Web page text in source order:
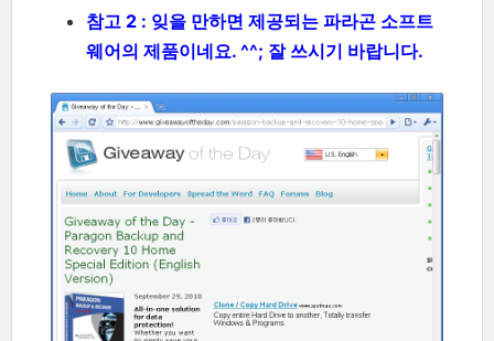
참고 2 : 잊을 만하면 제공되는 파라곤 소프트
웨어의 제품이네요. ^^; 잘 쓰시기 바랍니다.